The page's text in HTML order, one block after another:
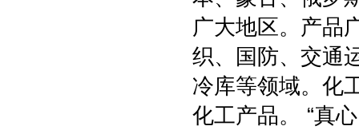
广大地区。产品
织、国防、交通
冷库等领域。化
化工产品。 “真